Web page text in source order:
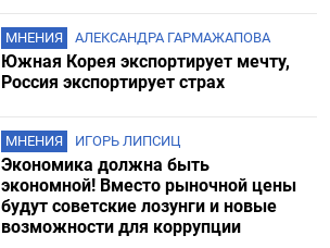
МНЕНИЯ АЛЕКСАНДРА ГАРМАЖАПОВА
Южная Корея экспортирует мечту,
Россия экспортирует страх
МНЕНИЯ ИГОРЬ ЛИПСИЦ
Экономика должна быть
экономной! Вместо рыночной цены
будут советские лозунги и новые
возможности для коррупции